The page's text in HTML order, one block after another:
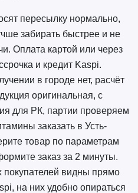
пересылку нормально,
забирать быстрее и не
Оплата картой или через
и кредит Kaspi.
в городе нет, расчёт
оригинальная, с
для РК, партии проверяем
заказать в Усть-
товар по параметрам
заказ за 2 минуты.
видны прямо
на них удобно опираться